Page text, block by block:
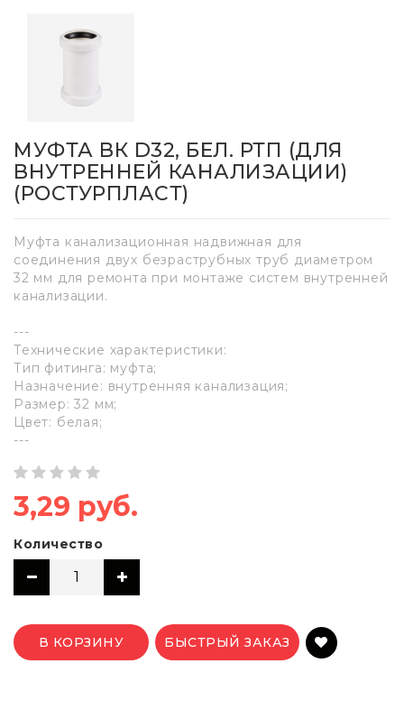
МУФТА ВК D32, БЕЛ. РТП (ДЛЯ
ВНУТРЕННЕЙ КАНАЛИЗАЦИИ)
(РОСТУРПЛАСТ)
Муфта канализационная надвижная для
соединения двух безраструбных труб диаметром
32 мм для ремонта при монтаже систем внутренней
канализации.
---
Технические характеристики:
Тип фитинга: муфта;
Назначение: внутренняя канализация;
Размер: 32 мм;
Цвет: белая;
---
3,29 руб.
Количество
В КОРЗИНУ БЫСТРЫЙ ЗАКАЗ